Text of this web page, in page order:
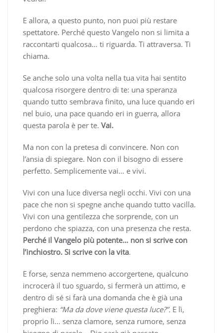
E allora, a questo punto, non puoi più restare
spettatore. Perché questo Vangelo non si limita a
raccontarti qualcosa… ti riguarda. Ti attraversa. Ti
chiama.
Se anche solo una volta nella tua vita hai sentito
qualcosa risorgere dentro di te: una speranza
quando tutto sembrava finito, una luce quando eri
nel buio, una pace quando eri in guerra, allora
questa parola è per te. Vai.
Ma non con la pretesa di convincere. Non con
l’ansia di spiegare. Non con il bisogno di essere
perfetto. Semplicemente vai… e vivi.
Vivi con una luce diversa negli occhi. Vivi con una
pace che non si spegne anche quando tutto vacilla.
Vivi con una gentilezza che sorprende, con un
perdono che spiazza, con una presenza che resta.
Perché il Vangelo più potente… non si scrive con
l’inchiostro. Si scrive con la vita.
E forse, senza nemmeno accorgertene, qualcuno
incrocerà il tuo sguardo, si fermerà un attimo, e
dentro di sé si farà una domanda che è già una
preghiera: “Ma da dove viene questa luce?”. E lì,
proprio lì… senza clamore, senza rumore, senza